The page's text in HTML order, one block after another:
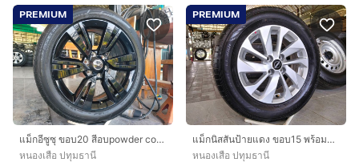
PREMIUM
แม็กอีซูซุ ขอบ20 สีอบpowder coat พร้อมยางดันลอป 255 45 20 ปี24 ยางสวยทุกเส้นตุ่มหน้ายางยังอยู่ใส่ isuzu ตัวเตี้ย ยีราฟแคระ รถที่บรรทุกไม่เก
หนองเสือ ปทุมธานี
PREMIUM
แม็กนิสสันป้ายแดง ขอบ15 พร้อมยางดันลอป 195 65 15 ปี24 ยางสวยทุกเส้น ใส่อัลเมร่า
หนองเสือ ปทุมธานี